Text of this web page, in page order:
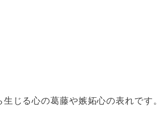
生じる心の葛藤や嫉妬心の表れです。